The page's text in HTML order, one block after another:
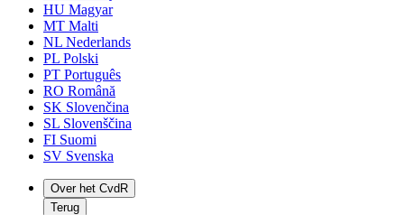
HU Magyar
MT Malti
NL Nederlands
PL Polski
PT Português
RO Română
SK Slovenčina
SL Slovenščina
FI Suomi
SV Svenska
Over het CvdR
Terug